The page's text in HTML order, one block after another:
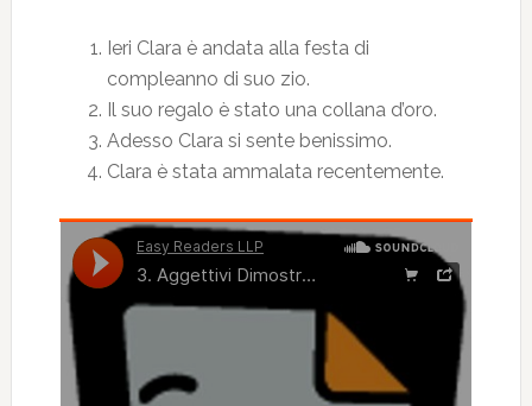
Ieri Clara è andata alla festa di
compleanno di suo zio.
Il suo regalo è stato una collana d’oro.
Adesso Clara si sente benissimo.
Clara è stata ammalata recentemente.